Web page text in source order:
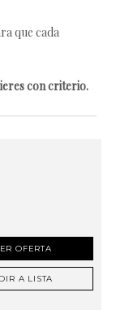
que cada
con criterio.
OFERTA
A LISTA